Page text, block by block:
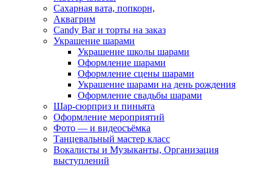
Сахарная вата, попкорн,
Аквагрим
Candy Bar и торты на заказ
Украшение шарами
Украшение школы шарами
Оформление шарами
Оформление сцены шарами
Украшение шарами на день рождения
Оформление свадьбы шарами
Шар-сюрприз и пиньята
Оформление мероприятий
Фото — и видеосъёмка
Танцевальный мастер класс
Вокалисты и Музыканты, Организация
выступлений